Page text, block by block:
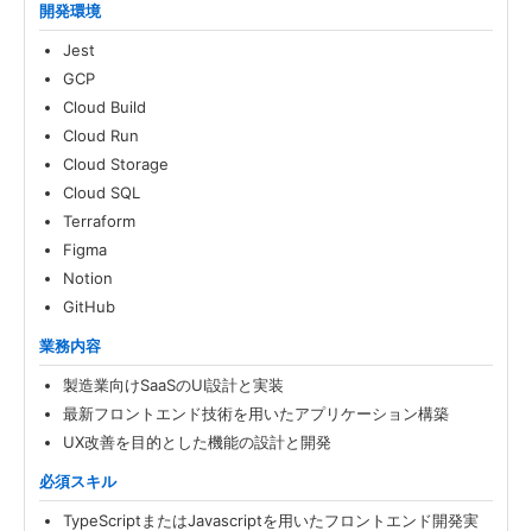
開発環境
Jest
GCP
Cloud Build
Cloud Run
Cloud Storage
Cloud SQL
Terraform
Figma
Notion
GitHub
業務内容
製造業向けSaaSのUI設計と実装
最新フロントエンド技術を用いたアプリケーション構築
UX改善を目的とした機能の設計と開発
必須スキル
TypeScriptまたはJavascriptを用いたフロントエンド開発実